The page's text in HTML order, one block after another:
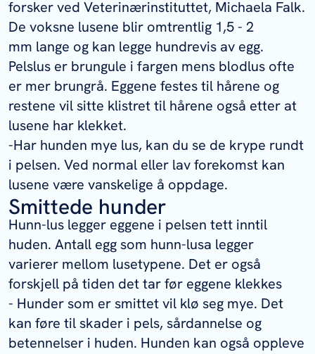
forsker ved Veterinærinstituttet, Michaela Falk.
De voksne lusene blir omtrentlig 1,5 - 2
mm lange og kan legge hundrevis av egg.
Pelslus er brungule i fargen mens blodlus ofte
er mer brungrå. Eggene festes til hårene og
restene vil sitte klistret til hårene også etter at
lusene har klekket.
-Har hunden mye lus, kan du se de krype rundt
i pelsen. Ved normal eller lav forekomst kan
lusene være vanskelige å oppdage.
Smittede hunder
Hunn-lus legger eggene i pelsen tett inntil
huden. Antall egg som hunn-lusa legger
varierer mellom lusetypene. Det er også
forskjell på tiden det tar før eggene klekkes
- Hunder som er smittet vil klø seg mye. Det
kan føre til skader i pels, sårdannelse og
betennelser i huden. Hunden kan også oppleve